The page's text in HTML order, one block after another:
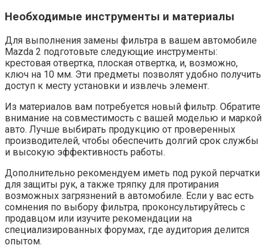
Необходимые инструменты и материалы
Для выполнения замены фильтра в вашем автомобиле
Mazda 2 подготовьте следующие инструменты:
крестовая отвертка, плоская отвертка, и, возможно,
ключ на 10 мм. Эти предметы позволят удобно получить
доступ к месту установки и извлечь элемент.
Из материалов вам потребуется новый фильтр. Обратите
внимание на совместимость с вашей моделью и маркой
авто. Лучше выбирать продукцию от проверенных
производителей, чтобы обеспечить долгий срок службы
и высокую эффективность работы.
Дополнительно рекомендуем иметь под рукой перчатки
для защиты рук, а также тряпку для протирания
возможных загрязнений в автомобиле. Если у вас есть
сомнения по выбору фильтра, проконсультируйтесь с
продавцом или изучите рекомендации на
специализированных форумах, где аудитория делится
опытом.